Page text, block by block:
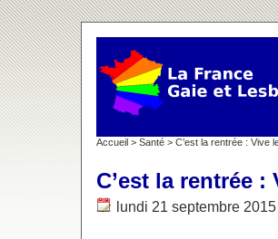
Accueil > Santé > C’est la rentrée : Vive
C’est la rentrée
lundi 21 septembre 2015